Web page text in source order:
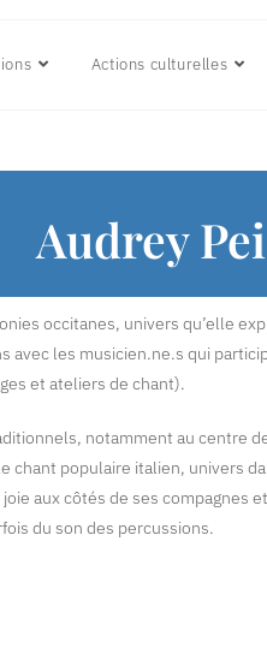
Actions culturelles
Audrey
occitanes, univers qu’elle
avec les musicien.ne.s qui
et ateliers de chant).
notamment au centre
chant populaire italien, univers
aux côtés de ses compagnes
du son des percussions.